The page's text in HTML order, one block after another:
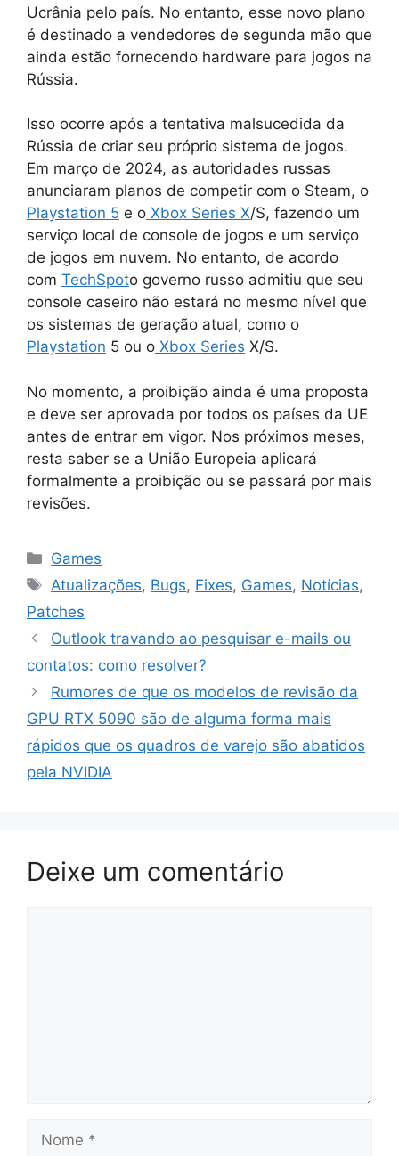
Ucrânia pelo país. No entanto, esse novo plano
é destinado a vendedores de segunda mão que
ainda estão fornecendo hardware para jogos na
Rússia.
Isso ocorre após a tentativa malsucedida da
Rússia de criar seu próprio sistema de jogos.
Em março de 2024, as autoridades russas
anunciaram planos de competir com o Steam, o
Playstation 5 e o Xbox Series X/S, fazendo um
serviço local de console de jogos e um serviço
de jogos em nuvem. No entanto, de acordo
com TechSpoto governo russo admitiu que seu
console caseiro não estará no mesmo nível que
os sistemas de geração atual, como o
Playstation 5 ou o Xbox Series X/S.
No momento, a proibição ainda é uma proposta
e deve ser aprovada por todos os países da UE
antes de entrar em vigor. Nos próximos meses,
resta saber se a União Europeia aplicará
formalmente a proibição ou se passará por mais
revisões.
Categorias
Games
Tags
Atualizações, Bugs, Fixes, Games, Notícias,
Patches
Outlook travando ao pesquisar e-mails ou
contatos: como resolver?
Rumores de que os modelos de revisão da
GPU RTX 5090 são de alguma forma mais
rápidos que os quadros de varejo são abatidos
pela NVIDIA
Deixe um comentário